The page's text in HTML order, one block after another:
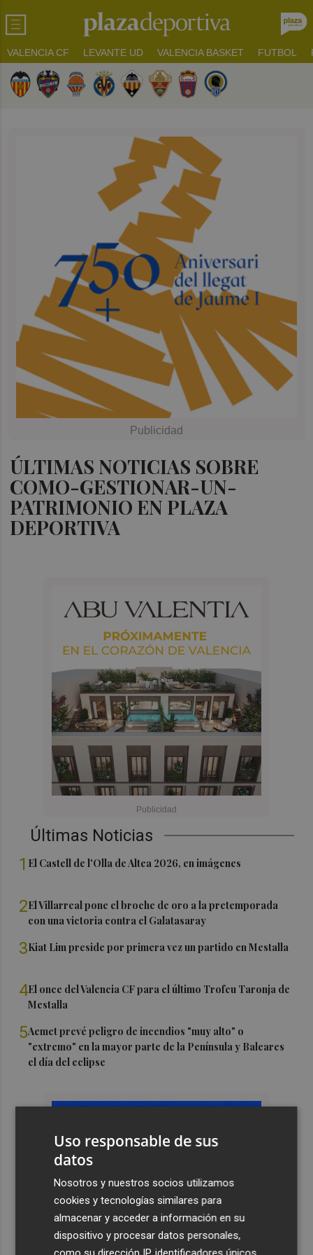
VALENCIA CF LEVANTE UD VALENCIA BASKET FUTBOL
ÚLTIMAS NOTICIAS SOBRE
COMO-GESTIONAR-UN-
PATRIMONIO EN PLAZA
DEPORTIVA
Últimas Noticias
1 El Castell de l'Olla de Altea 2026, en imágenes
2El Villarreal pone el broche de oro a la pretemporada
con una victoria contra el Galatasaray
3Kiat Lim preside por primera vez un partido en Mestalla
4El once del Valencia CF para el último Trofeu Taronja de
Mestalla
5Aemet prevé peligro de incendios "muy alto" o
"extremo" en la mayor parte de la Península y Baleares
el día del eclipse
Uso responsable de sus
datos
Nosotros y nuestros socios utilizamos
cookies y tecnologías similares para
almacenar y acceder a información en su
dispositivo y procesar datos personales,